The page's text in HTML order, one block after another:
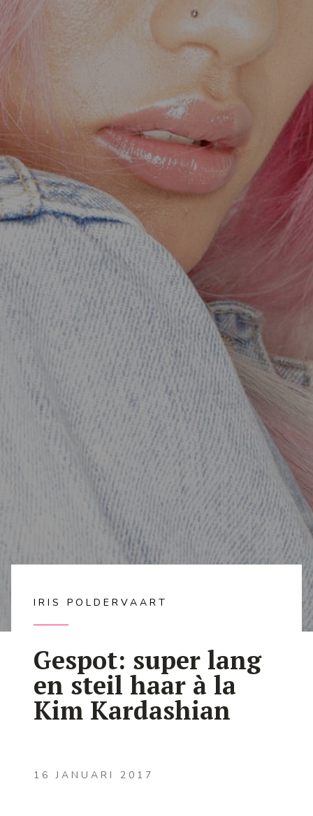
IRIS POLDERVAART
Gespot: super lang
en steil haar à la
Kim Kardashian
16 JANUARI 2017